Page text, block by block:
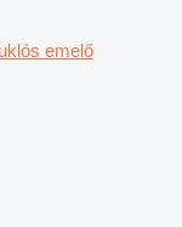
emelő